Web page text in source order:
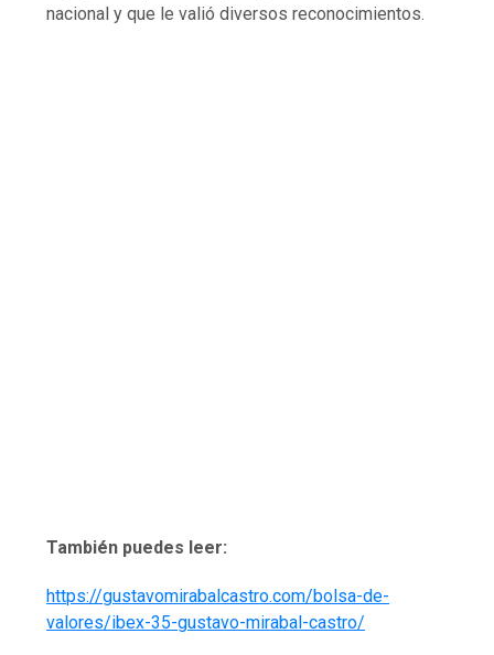
nacional y que le valió diversos reconocimientos.
También puedes leer:
https://gustavomirabalcastro.com/bolsa-de-
valores/ibex-35-gustavo-mirabal-castro/